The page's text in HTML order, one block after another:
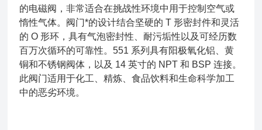
的电磁阀，非常适合在挑战性环境中用于控制空气或
惰性气体。阀门*的设计结合坚硬的 T 形密封件和灵活
的 O 形环，具有气泡密封性、耐污垢性以及可经历数
百万次循环的可靠性。551 系列具有阳极氧化铝、黄
铜和不锈钢阀体，以及 14 英寸的 NPT 和 BSP 连接。
此阀门适用于化工、精炼、食品饮料和生命科学加工
中的恶劣环境。